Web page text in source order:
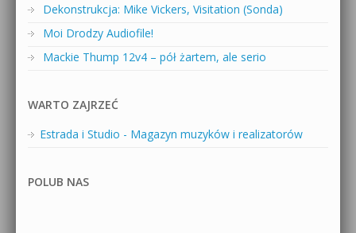
Dekonstrukcja: Mike Vickers, Visitation (Sonda)
Moi Drodzy Audiofile!
Mackie Thump 12v4 – pół żartem, ale serio
WARTO ZAJRZEĆ
Estrada i Studio - Magazyn muzyków i realizatorów
POLUB NAS